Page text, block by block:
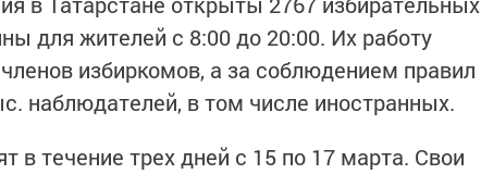
для жителей с 8:00 до 20:00. Их работу
избиркомов, а за соблюдением правил
наблюдателей, в том числе иностранных.
в течение трех дней с 15 по 17 марта. Свои